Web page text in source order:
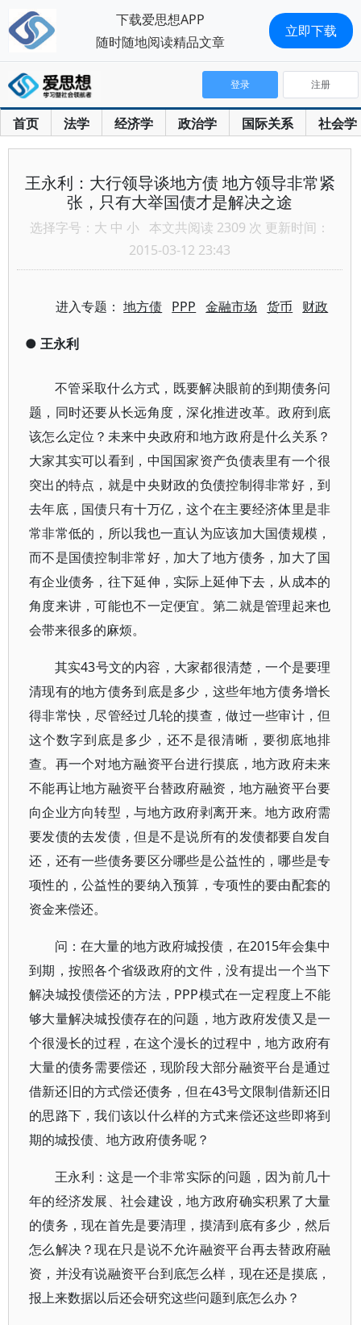
首页 法学 经济学 政治学 国际关系 社会学
登录 注册
王永利：大行领导谈地方债 地方领导非常紧
张，只有大举国债才是解决之途
选择字号： 大 中 小 本文共阅读 2309 次 更新时间：
2015-03-12 23:43
进入专题：地方债 PPP 金融市场 货币 财政
● 王永利
不管采取什么方式，既要解决眼前的到期债务问
题，同时还要从长远角度，深化推进改革。政府到底
该怎么定位？未来中央政府和地方政府是什么关系？
大家其实可以看到，中国国家资产负债表里有一个很
突出的特点，就是中央财政的负债控制得非常好，到
去年底，国债只有十万亿，这个在主要经济体里是非
常非常低的，所以我也一直认为应该加大国债规模，
而不是国债控制非常好，加大了地方债务，加大了国
有企业债务，往下延伸，实际上延伸下去，从成本的
角度来讲，可能也不一定便宜。第二就是管理起来也
会带来很多的麻烦。
其实43号文的内容，大家都很清楚，一个是要理
清现有的地方债务到底是多少，这些年地方债务增长
得非常快，尽管经过几轮的摸查，做过一些审计，但
这个数字到底是多少，还不是很清晰，要彻底地排
查。再一个对地方融资平台进行摸底，地方政府未来
不能再让地方融资平台替政府融资，地方融资平台要
向企业方向转型，与地方政府剥离开来。地方政府需
要发债的去发债，但是不是说所有的发债都要自发自
还，还有一些债务要区分哪些是公益性的，哪些是专
项性的，公益性的要纳入预算，专项性的要由配套的
资金来偿还。
问：在大量的地方政府城投债，在2015年会集中
到期，按照各个省级政府的文件，没有提出一个当下
解决城投债偿还的方法，PPP模式在一定程度上不能
够大量解决城投债存在的问题，地方政府发债又是一
个很漫长的过程，在这个漫长的过程中，地方政府有
大量的债务需要偿还，现阶段大部分融资平台是通过
借新还旧的方式偿还债务，但在43号文限制借新还旧
的思路下，我们该以什么样的方式来偿还这些即将到
期的城投债、地方政府债务呢？
王永利：这是一个非常实际的问题，因为前几十
年的经济发展、社会建设，地方政府确实积累了大量
的债务，现在首先是要清理，摸清到底有多少，然后
怎么解决？现在只是说不允许融资平台再去替政府融
资，并没有说融资平台到底怎么样，现在还是摸底，
报上来数据以后还会研究这些问题到底怎么办？
下载爱思想APP
随时随地阅读精品文章
立即下载